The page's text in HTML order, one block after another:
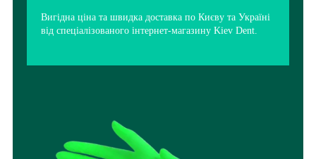
Вигідна ціна та швидка доставка по Києву та Україні
від спеціалізованого інтернет-магазину Kiev Dent.